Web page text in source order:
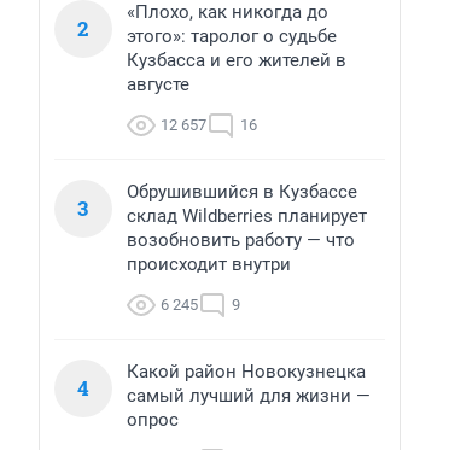
2
«Плохо, как никогда до
этого»: таролог о судьбе
Кузбасса и его жителей в
августе
12 657 16
3
Обрушившийся в Кузбассе
склад Wildberries планирует
возобновить работу — что
происходит внутри
6 245 9
4
Какой район Новокузнецка
самый лучший для жизни —
опрос